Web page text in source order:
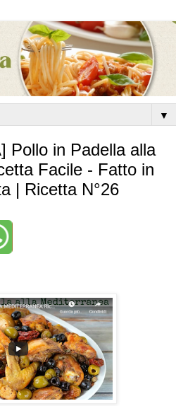
▼
Pollo in Padella alla
Facile - Fatto in
| Ricetta N°26